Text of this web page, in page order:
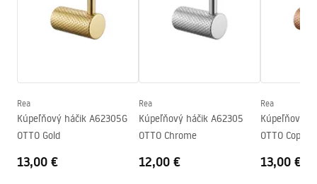
95mm
70mm
Rea
Kúpeľňový háčik A62305G
OTTO Gold
13,00 €
Rea
Kúpeľňový háčik A62305
OTTO Chrome
12,00 €
Rea
Kúpeľňový
OTTO Copper
13,00 €